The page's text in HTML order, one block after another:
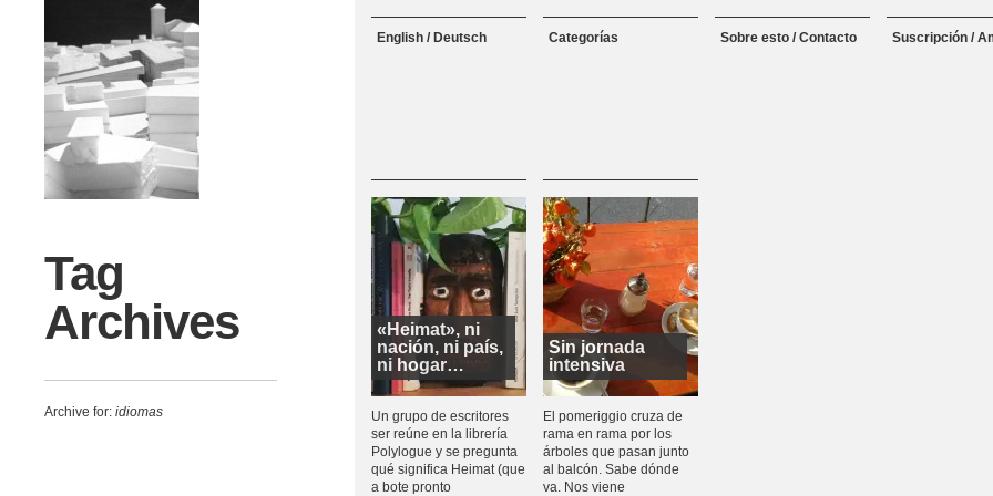
Tag
Archives
Archive for: idiomas
Skip to content
English / Deutsch
Categorías Sobre esto / Contacto Suscripción /
«Heimat», ni
nación, ni país,
ni hogar…
Un grupo de escritores
ser reúne en la librería
Polylogue y se pregunta
qué significa Heimat (que
a bote pronto
Sin jornada
intensiva
El pomeriggio cruza de
rama en rama por los
árboles que pasan junto
al balcón. Sabe dónde
va. Nos viene